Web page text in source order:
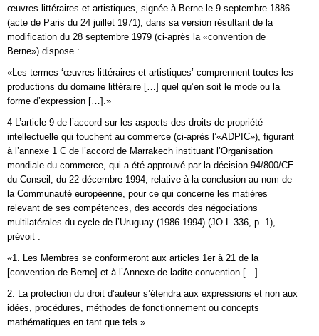
œuvres littéraires et artistiques, signée à Berne le 9 septembre 1886
(acte de Paris du 24 juillet 1971), dans sa version résultant de la
modification du 28 septembre 1979 (ci-après la «convention de
Berne») dispose :
«Les termes ‘œuvres littéraires et artistiques’ comprennent toutes les
productions du domaine littéraire […] quel qu’en soit le mode ou la
forme d’expression […].»
4 L’article 9 de l’accord sur les aspects des droits de propriété
intellectuelle qui touchent au commerce (ci-après l’«ADPIC»), figurant
à l’annexe 1 C de l’accord de Marrakech instituant l’Organisation
mondiale du commerce, qui a été approuvé par la décision 94/800/CE
du Conseil, du 22 décembre 1994, relative à la conclusion au nom de
la Communauté européenne, pour ce qui concerne les matières
relevant de ses compétences, des accords des négociations
multilatérales du cycle de l’Uruguay (1986-1994) (JO L 336, p. 1),
prévoit :
«1. Les Membres se conformeront aux articles 1er à 21 de la
[convention de Berne] et à l’Annexe de ladite convention […].
2. La protection du droit d’auteur s’étendra aux expressions et non aux
idées, procédures, méthodes de fonctionnement ou concepts
mathématiques en tant que tels.»